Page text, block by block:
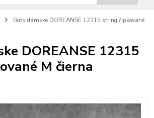
Body dámske DOREANSE 12315 string čipkované
DOREANSE 12315
M čierna